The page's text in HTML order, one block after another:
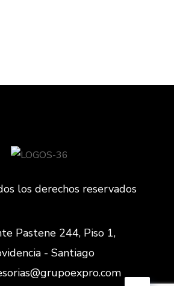
los derechos reservados
Pastene 244, Piso 1,
- Santiago